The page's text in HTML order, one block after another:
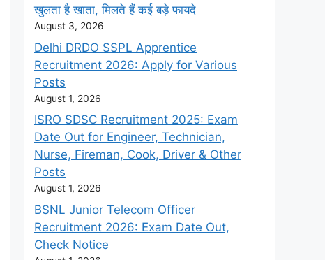
खुलता है खाता, मिलते हैं कई बड़े फायदे
August 3, 2026
Delhi DRDO SSPL Apprentice
Recruitment 2026: Apply for Various
Posts
August 1, 2026
ISRO SDSC Recruitment 2025: Exam
Date Out for Engineer, Technician,
Nurse, Fireman, Cook, Driver & Other
Posts
August 1, 2026
BSNL Junior Telecom Officer
Recruitment 2026: Exam Date Out,
Check Notice